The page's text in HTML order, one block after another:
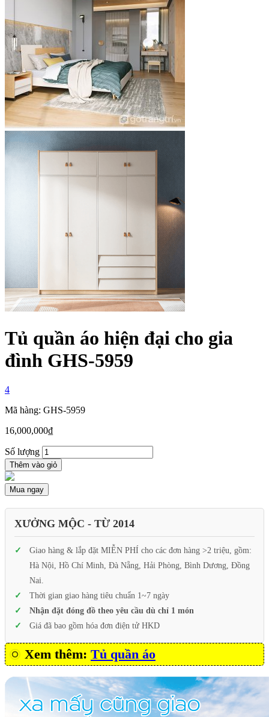
Tủ quần áo hiện đại cho gia
đình GHS-5959
4
Mã hàng: GHS-5959
16,000,000₫
Số lượng
Thêm vào giỏ
Mua ngay
XƯỞNG MỘC - TỪ 2014
Giao hàng & lắp đặt MIỄN PHÍ cho các đơn hàng >2 triệu, gồm:
Hà Nội, Hồ Chí Minh, Đà Nẵng, Hải Phòng, Bình Dương, Đồng
Nai.
Thời gian giao hàng tiêu chuẩn 1~7 ngày
Nhận đặt đóng đồ theo yêu cầu dù chỉ 1 món
Giá đã bao gồm hóa đơn điện tử HKD
Xem thêm: Tủ quần áo